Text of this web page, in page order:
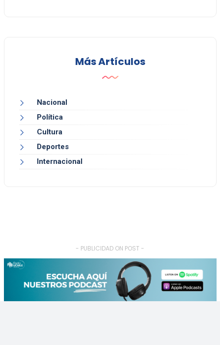
Más Artículos
Nacional
Política
Cultura
Deportes
Internacional
- PUBLICIDAD ON POST -